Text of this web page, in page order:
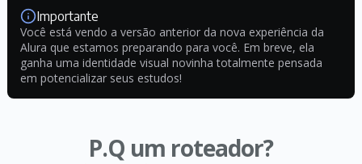
Importante
Você está vendo a versão anterior da nova experiência da
Alura que estamos preparando para você. Em breve, ela
ganha uma identidade visual novinha totalmente pensada
em potencializar seus estudos!
P.Q um roteador?